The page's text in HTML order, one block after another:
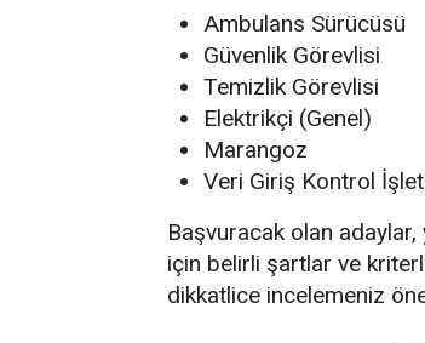
Ambulans Sürücüsü
Güvenlik Görevlisi
Temizlik Görevlisi
Elektrikçi (Genel)
Marangoz
Veri Giriş Kontrol
Başvuracak olan adaylar,
için belirli şartlar ve
dikkatlice incelemeniz